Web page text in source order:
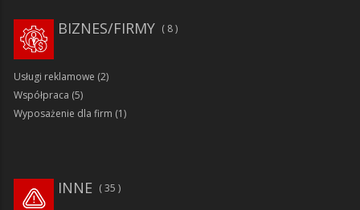
8
BIZNES/FIRMY
Usługi reklamowe (2)
Współpraca (5)
Wyposażenie dla firm (1)
35
INNE